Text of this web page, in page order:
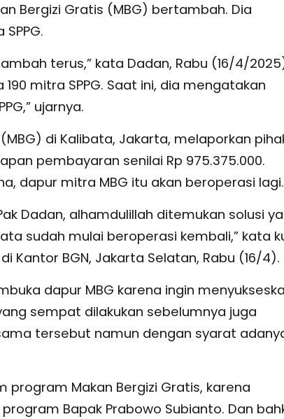
Bergizi Gratis (MBG) bertambah. Dia
terus,” kata Dadan, Rabu (16/4/
mitra SPPG. Saat ini, dia mengatakan
ujarnya.
di Kalibata, Jakarta, melaporkan
pembayaran senilai Rp 975.375.000.
dapur mitra MBG itu akan beroperasi lagi.
Dadan, alhamdulillah ditemukan solusi
sudah mulai beroperasi kembali,” kata
Kantor BGN, Jakarta Selatan, Rabu (16/4).
dapur MBG karena ingin
sempat dilakukan sebelumnya juga
tersebut namun dengan syarat
program Makan Bergizi Gratis, karena
Bapak Prabowo Subianto. Dan